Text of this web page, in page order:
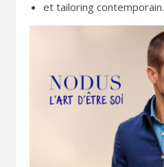
et tailoring contemporain.